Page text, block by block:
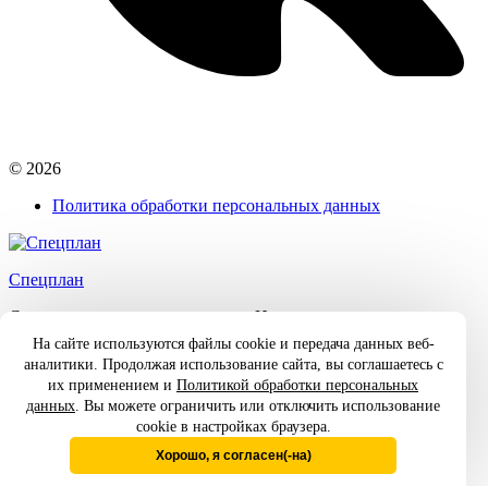
© 2026
Политика обработки персональных данных
Спецплан
Спецодежда от производителя в Иваново
Главная
Каталог
О компании
Контакты
На сайте используются файлы cookie и передача данных веб-
аналитики. Продолжая использование сайта, вы соглашаетесь с
их применением и Политикой обработки персональных
данных. Вы можете ограничить или отключить использование
cookie в настройках браузера.
Хорошо, я согласен(-на)